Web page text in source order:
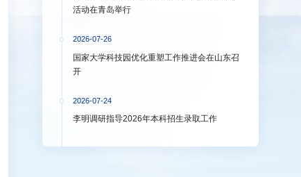
活动在青岛举行
2026-07-26
国家大学科技园优化重塑工作推进会在山东召
开
2026-07-24
李明调研指导2026年本科招生录取工作